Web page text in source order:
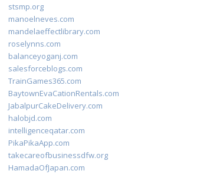
stsmp.org
manoelneves.com
mandelaeffectlibrary.com
roselynns.com
balanceyoganj.com
salesforceblogs.com
TrainGames365.com
BaytownEvaCationRentals.com
JabalpurCakeDelivery.com
halobjd.com
intelligenceqatar.com
PikaPikaApp.com
takecareofbusinessdfw.org
HamadaOfJapan.com